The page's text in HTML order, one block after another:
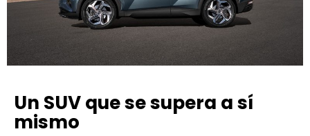
Un SUV que se supera a sí
mismo